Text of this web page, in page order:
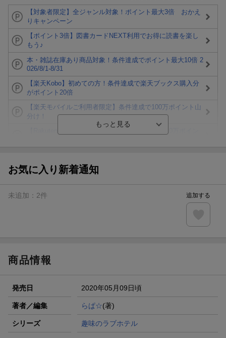
【対象者限定】全ジャンル対象！ポイント最大3倍 おかえ
りキャンペーン
【ポイント3倍】図書カードNEXT利用でお得に読書を楽し
もう♪
本・雑誌在庫あり商品対象！条件達成でポイント最大10倍 2
026/8/1-8/31
【楽天Kobo】初めての方！条件達成で楽天ブックス購入分
がポイント20倍
【楽天モバイルご利用者限定】条件達成で100万ポイント山
分け！
が当たる！
楽天モバイル紹介キャンペーンの拡散で300円OFFクーポン
条件達成で楽天限定・宝塚歌劇 宙組貸切公演ペアチケット
お気に入り新着通知
未追加： 2件 追加する
商品情報
発売日 2020年05月09日頃
著者／編集 らぱ☆(著)
シリーズ 趣味のラブホテル